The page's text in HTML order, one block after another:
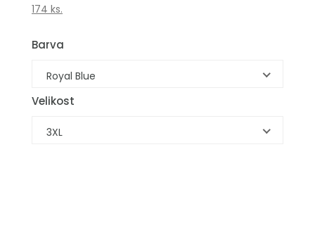
174 ks.
Barva
Royal Blue
Velikost
3XL